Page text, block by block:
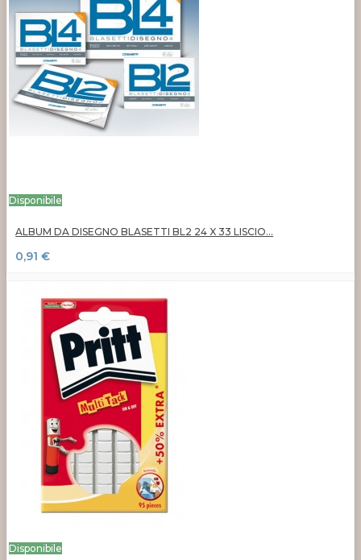
Disponibile
ALBUM DA DISEGNO BLASETTI BL2 24 X 33 LISCIO...
0,91 €
Disponibile